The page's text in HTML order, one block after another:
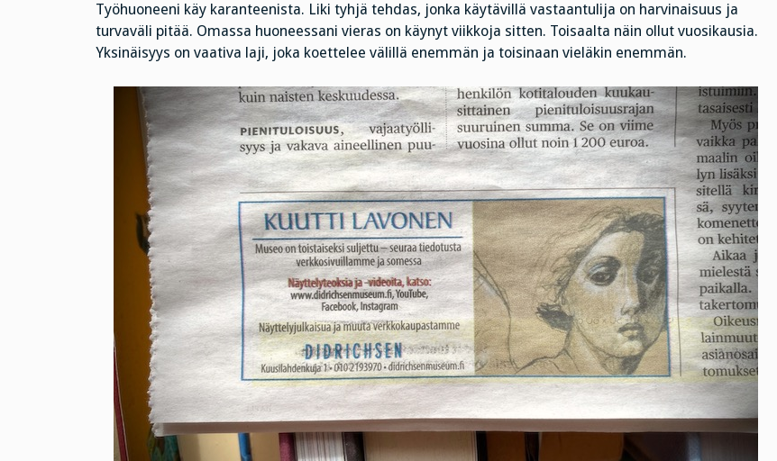
elinpäivien
loppukiri
Työhuoneeni käy karanteenista. Liki tyhjä tehdas, jonka käytävillä vastaantulija on harvinaisuus ja
turvaväli pitää. Omassa huoneessani vieras on käynyt viikkoja sitten. Toisaalta näin ollut vuosikausia.
Yksinäisyys on vaativa laji, joka koettelee välillä enemmän ja toisinaan vieläkin enemmän.